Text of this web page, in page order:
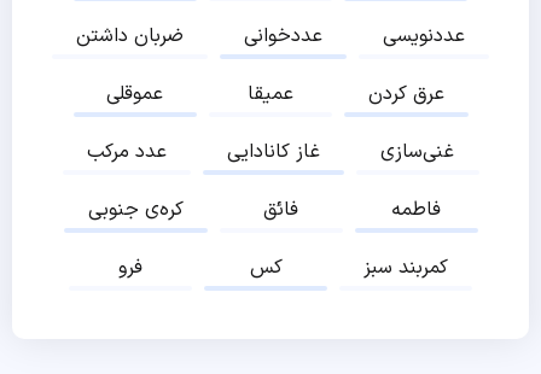
ضربان داشتن
عددخوانی
عددنویسی
عموقلی
عمیقا
عرق کردن
عدد مرکب
غاز کانادایی
غنی‌سازی
کره‌ی جنوبی
فائق
فاطمه
فرو
کس کمربند سبز